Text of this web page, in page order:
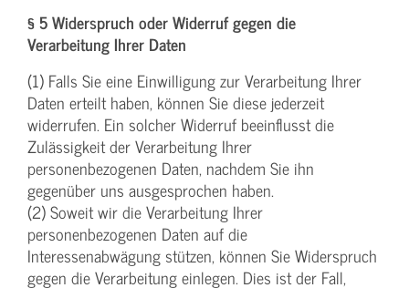
§ 5 Widerspruch oder Widerruf gegen die
Verarbeitung Ihrer Daten
(1) Falls Sie eine Einwilligung zur Verarbeitung Ihrer
Daten erteilt haben, können Sie diese jederzeit
widerrufen. Ein solcher Widerruf beeinflusst die
Zulässigkeit der Verarbeitung Ihrer
personenbezogenen Daten, nachdem Sie ihn
gegenüber uns ausgesprochen haben.
(2) Soweit wir die Verarbeitung Ihrer
personenbezogenen Daten auf die
Interessenabwägung stützen, können Sie Widerspruch
gegen die Verarbeitung einlegen. Dies ist der Fall,